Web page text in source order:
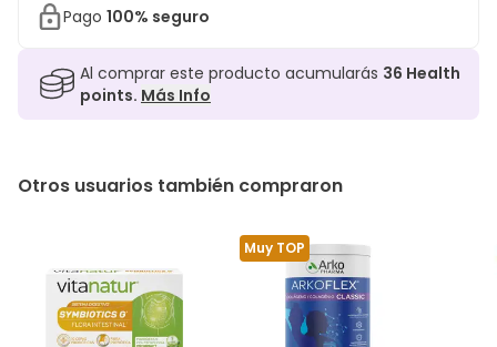
Pago 100% seguro
Al comprar este producto acumularás 36 Health
points. Más Info
Otros usuarios también compraron
Muy TOP